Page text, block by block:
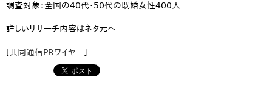
調査対象：全国の40代・50代の既婚女性400人
詳しいリサーチ内容はネタ元へ
[共同通信PRワイヤー]